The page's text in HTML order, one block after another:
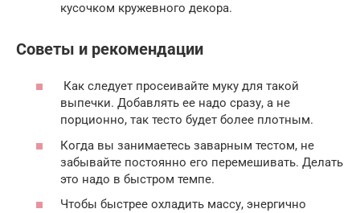
кусочком кружевного декора.
Советы и рекомендации
Как следует просеивайте муку для такой
выпечки. Добавлять ее надо сразу, а не
порционно, так тесто будет более плотным.
Когда вы занимаетесь заварным тестом, не
забывайте постоянно его перемешивать. Делать
это надо в быстром темпе.
Чтобы быстрее охладить массу, энергично